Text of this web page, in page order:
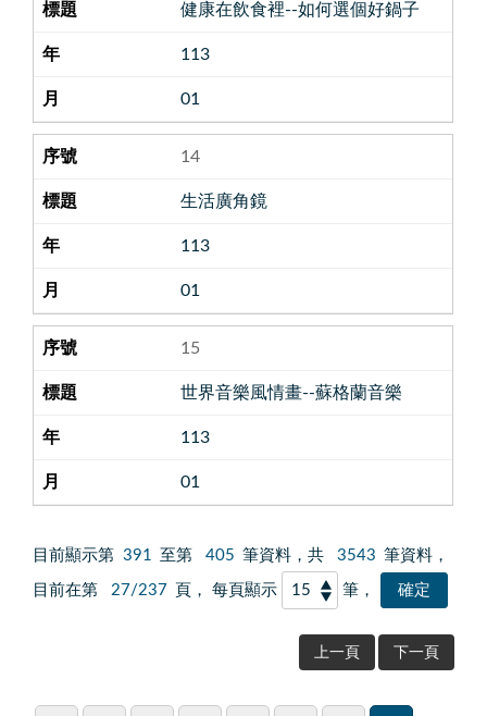
健康在飲食裡--如何選個好鍋子
113
01
14
生活廣角鏡
113
01
15
世界音樂風情畫--蘇格蘭音樂
113
01
目前顯示第 391 至第 405 筆資料，共 3543 筆資料，
目前在第 27/237 頁， 每頁顯示 筆，
上一頁 下一頁